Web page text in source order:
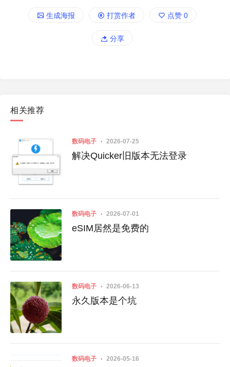
生成海报 打赏作者 点赞 0
分享
相关推荐
数码电子 2026-07-25
解决Quicker旧版本无法登录
数码电子 2026-07-01
eSIM居然是免费的
数码电子 2026-06-13
永久版本是个坑
数码电子 2026-05-16